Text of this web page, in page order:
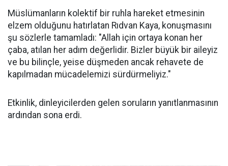
Müslümanların kolektif bir ruhla hareket etmesinin
elzem olduğunu hatırlatan Rıdvan Kaya, konuşmasını
şu sözlerle tamamladı: "Allah için ortaya konan her
çaba, atılan her adım değerlidir. Bizler büyük bir aileyiz
ve bu bilinçle, yeise düşmeden ancak rehavete de
kapılmadan mücadelemizi sürdürmeliyiz."
Etkinlik, dinleyicilerden gelen soruların yanıtlanmasının
ardından sona erdi.